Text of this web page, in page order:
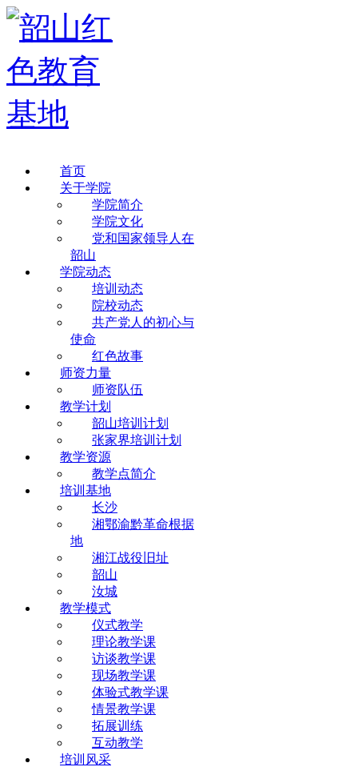
首页
关于学院
学院简介
学院文化
党和国家领导人在
韶山
学院动态
培训动态
院校动态
共产党人的初心与
使命
红色故事
师资力量
师资队伍
教学计划
韶山培训计划
张家界培训计划
教学资源
教学点简介
培训基地
长沙
湘鄂渝黔革命根据
地
湘江战役旧址
韶山
汝城
教学模式
仪式教学
理论教学课
访谈教学课
现场教学课
体验式教学课
情景教学课
拓展训练
互动教学
培训风采